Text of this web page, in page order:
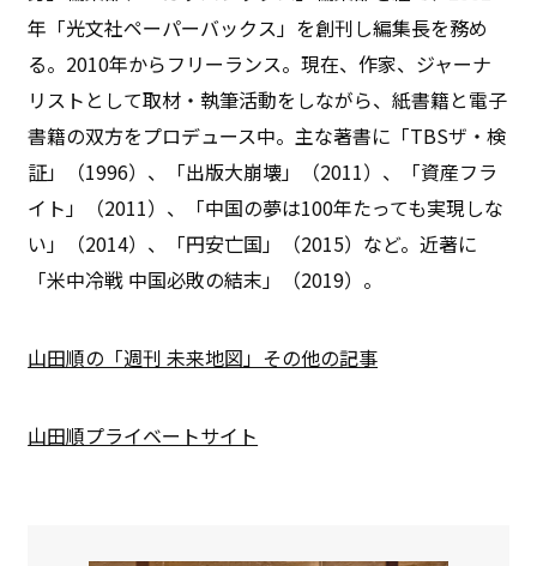
年「光文社ペーパーバックス」を創刊し編集長を務め
る。2010年からフリーランス。現在、作家、ジャーナ
リストとして取材・執筆活動をしながら、紙書籍と電子
書籍の双方をプロデュース中。主な著書に「TBSザ・検
証」（1996）、「出版大崩壊」（2011）、「資産フラ
イト」（2011）、「中国の夢は100年たっても実現しな
い」（2014）、「円安亡国」（2015）など。近著に
「米中冷戦 中国必敗の結末」（2019）。
山田順の「週刊 未来地図」その他の記事
山田順プライベートサイト